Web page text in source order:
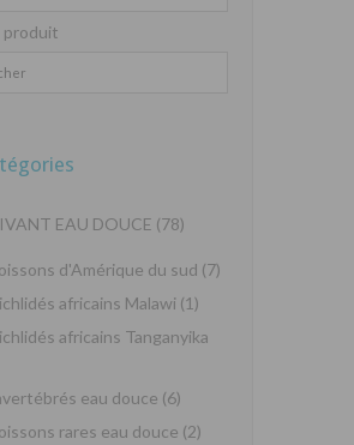
produit
EAU DOUCE (78)
d'Amérique du sud (7)
africains Malawi (1)
africains Tanganyika
eau douce (6)
rares eau douce (2)